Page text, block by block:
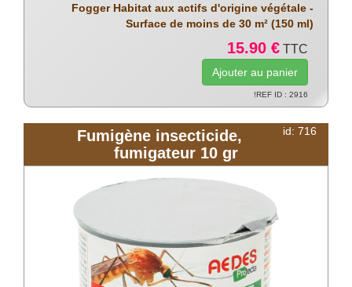
Fogger Habitat aux actifs d'origine végétale -
Surface de moins de 30 m² (150 ml)
15.90 € TTC
!REF ID : 2916
id: 716
Fumigène insecticide,
fumigateur 10 gr